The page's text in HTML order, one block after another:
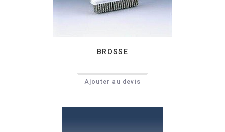
BROSSE
Ajouter au devis